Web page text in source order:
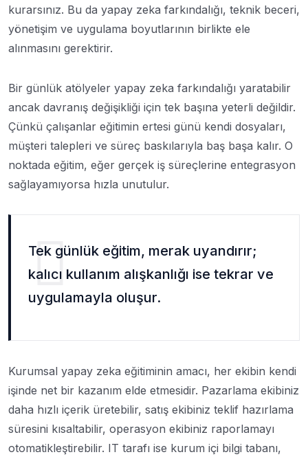
kurarsınız. Bu da yapay zeka farkındalığı, teknik beceri,
yönetişim ve uygulama boyutlarının birlikte ele
alınmasını gerektirir.
Bir günlük atölyeler yapay zeka farkındalığı yaratabilir
ancak davranış değişikliği için tek başına yeterli değildir.
Çünkü çalışanlar eğitimin ertesi günü kendi dosyaları,
müşteri talepleri ve süreç baskılarıyla baş başa kalır. O
noktada eğitim, eğer gerçek iş süreçlerine entegrasyon
sağlayamıyorsa hızla unutulur.
Tek günlük eğitim, merak uyandırır;
kalıcı kullanım alışkanlığı ise tekrar ve
uygulamayla oluşur.
Kurumsal yapay zeka eğitiminin amacı, her ekibin kendi
işinde net bir kazanım elde etmesidir. Pazarlama ekibiniz
daha hızlı içerik üretebilir, satış ekibiniz teklif hazırlama
süresini kısaltabilir, operasyon ekibiniz raporlamayı
otomatikleştirebilir. IT tarafı ise kurum içi bilgi tabanı,